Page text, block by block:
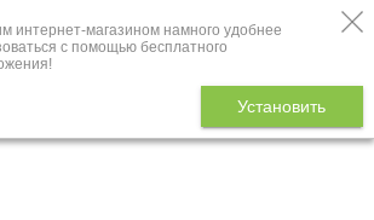
интернет-магазином намного удобнее
с помощью бесплатного
Установить